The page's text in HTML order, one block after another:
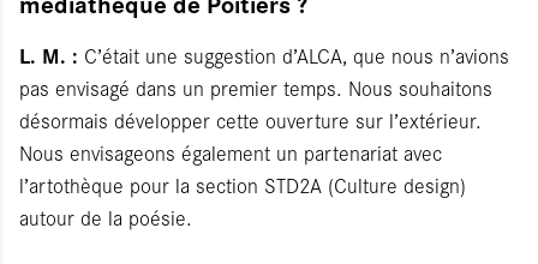
L. M. : C’était une suggestion d’ALCA, que nous n’avions
pas envisagé dans un premier temps. Nous souhaitons
désormais développer cette ouverture sur l’extérieur.
Nous envisageons également un partenariat avec
l’artothèque pour la section STD2A (Culture design)
autour de la poésie.